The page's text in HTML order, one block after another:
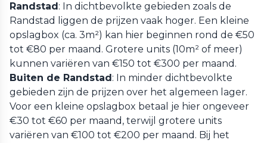
Randstad: In dichtbevolkte gebieden zoals de
Randstad liggen de prijzen vaak hoger. Een kleine
opslagbox (ca. 3m²) kan hier beginnen rond de €50
tot €80 per maand. Grotere units (10m² of meer)
kunnen variëren van €150 tot €300 per maand.
Buiten de Randstad: In minder dichtbevolkte
gebieden zijn de prijzen over het algemeen lager.
Voor een kleine opslagbox betaal je hier ongeveer
€30 tot €60 per maand, terwijl grotere units
variëren van €100 tot €200 per maand. Bij het